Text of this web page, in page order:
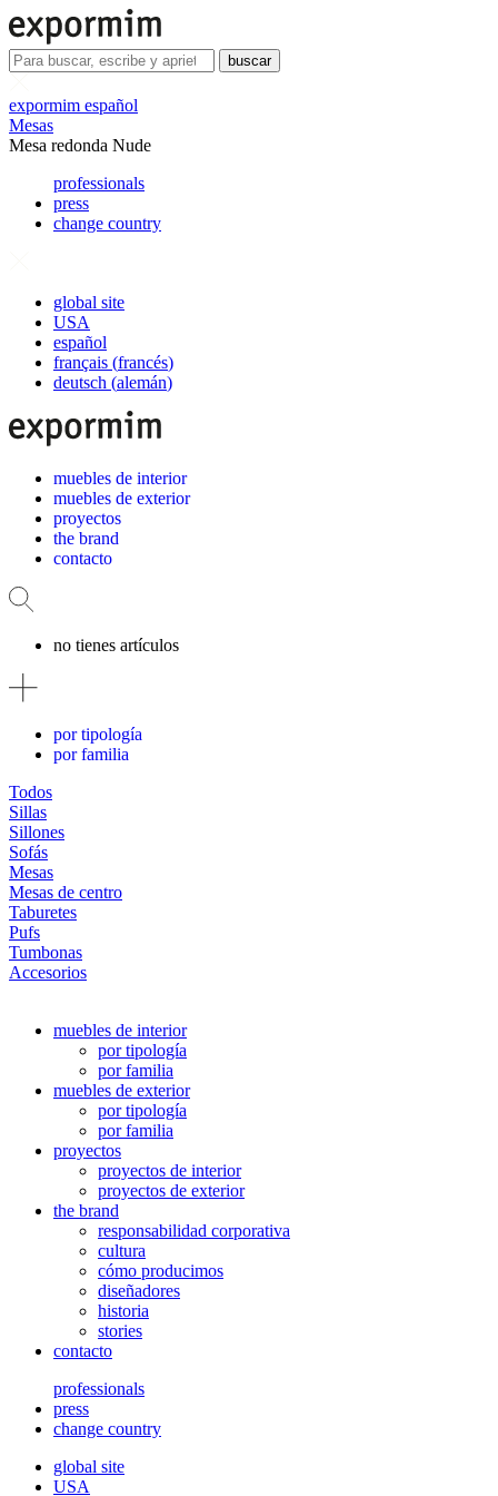
buscar
expormim español
Mesas
Mesa redonda Nude
professionals
press
change country
global site
USA
español
français (francés)
deutsch (alemán)
muebles de interior
muebles de exterior
proyectos
the brand
contacto
no tienes artículos
por tipología
por familia
Todos
Sillas
Sillones
Sofás
Mesas
Mesas de centro
Taburetes
Pufs
Tumbonas
Accesorios
muebles de interior
por tipología
por familia
muebles de exterior
por tipología
por familia
proyectos
proyectos de interior
proyectos de exterior
the brand
responsabilidad corporativa
cultura
cómo producimos
diseñadores
historia
stories
contacto
professionals
press
change country
global site
USA